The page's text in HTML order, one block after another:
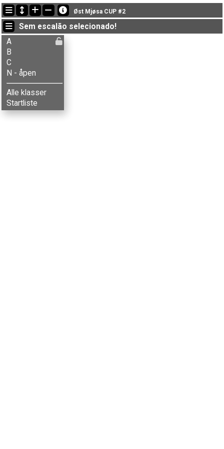
Últimas atualizações
18:36:49: Iver . R-Kvale (N - åpen) terminou with status finished
18:36:42: Tora R-Kvale (N - åpen) terminou with status finished
17:56:41: Vilde Kvale (A) terminou com o tempo de 48:04 (33)
Øst Mjøsa CUP #2
Sem escalão selecionado!
A
B
C
N - åpen
Alle klasser
Startliste